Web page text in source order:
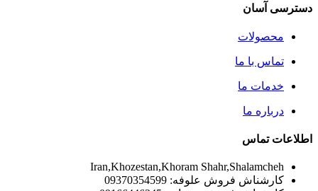
دسترسی آسان
محصولات
تماس با ما
خدمات ما
درباره ما
اطلاعات تماس
Iran,Khozestan,Khoram Shahr,Shalamcheh
کارشناش فروش علوفه: 09370354599